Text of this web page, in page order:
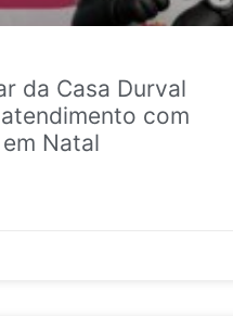
da Casa Durval
com
Natal